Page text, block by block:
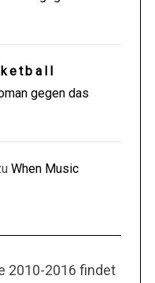
gegen das
When Music
2010-2016 findet